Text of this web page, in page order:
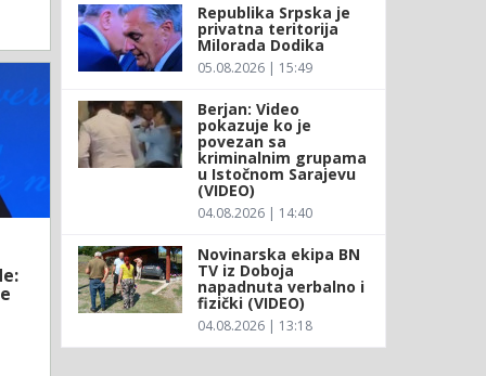
Republika Srpska je
privatna teritorija
Milorada Dodika
05.08.2026 | 15:49
Berjan: Video
pokazuje ko je
povezan sa
kriminalnim grupama
u Istočnom Sarajevu
(VIDEO)
04.08.2026 | 14:40
Novinarska ekipa BN
TV iz Doboja
napadnuta verbalno i
fizički (VIDEO)
04.08.2026 | 13:18